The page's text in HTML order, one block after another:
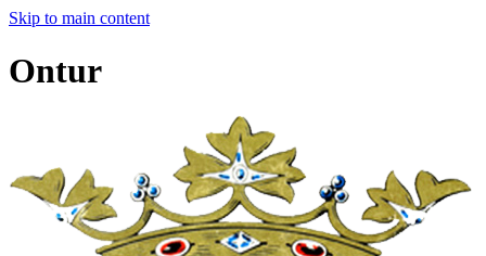
Skip to main content
Ontur